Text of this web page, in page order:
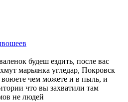
будеш ездить, после вас
марьянка угледар, Покровск
чем можете и в пыль, и
что вы захватили там
не людей